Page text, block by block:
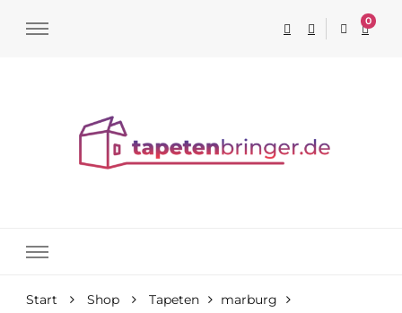
0
Start Shop Tapeten
marburg